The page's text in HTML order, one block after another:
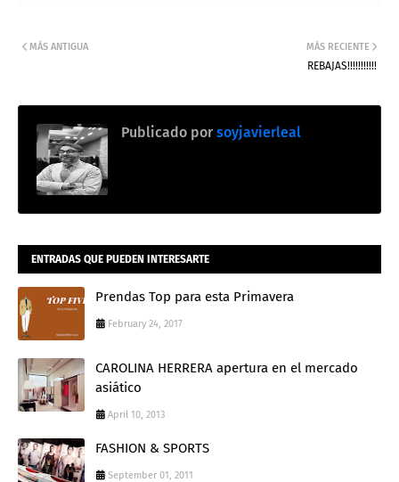
MÁS RECIENTE
REBAJAS!!!!!!!!!!!
MÁS ANTIGUA
Publicado por soyjavierleal
ENTRADAS QUE PUEDEN INTERESARTE
Prendas Top para esta Primavera
February 24, 2017
CAROLINA HERRERA apertura en el mercado
asiático
April 10, 2013
FASHION & SPORTS
September 01, 2011